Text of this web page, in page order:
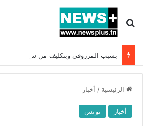
بحث عن
الرئيسية / أخبار
أخبار تونس